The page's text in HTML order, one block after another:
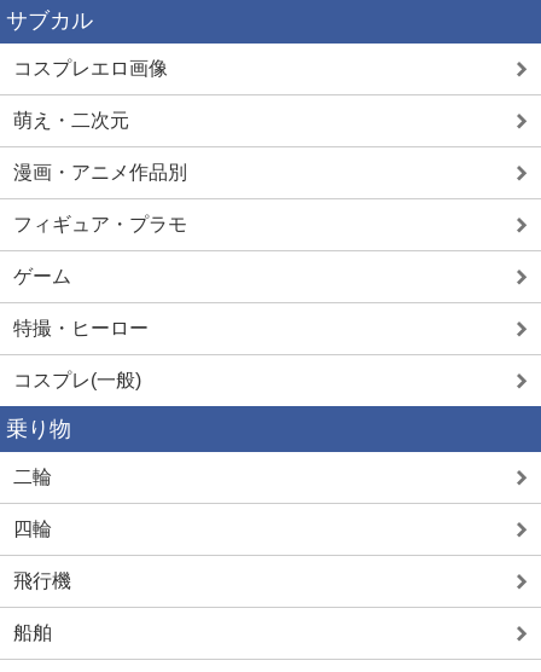
サブカル
コスプレエロ画像
萌え・二次元
漫画・アニメ作品別
フィギュア・プラモ
ゲーム
特撮・ヒーロー
コスプレ(一般)
乗り物
二輪
四輪
飛行機
船舶